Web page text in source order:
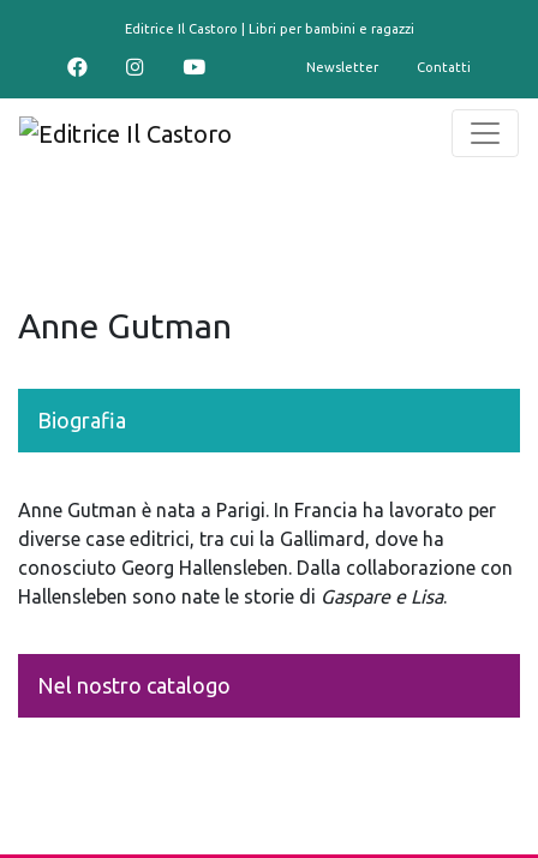
Editrice Il Castoro | Libri per bambini e ragazzi
Newsletter Contatti
Anne Gutman
Biografia
Anne Gutman è nata a Parigi. In Francia ha lavorato per
diverse case editrici, tra cui la Gallimard, dove ha
conosciuto Georg Hallensleben. Dalla collaborazione con
Hallensleben sono nate le storie di Gaspare e Lisa.
Nel nostro catalogo